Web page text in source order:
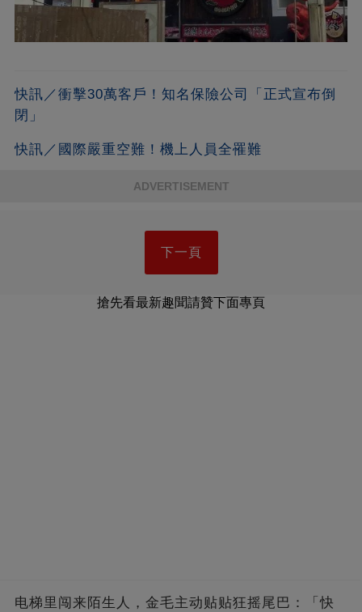
快訊／衝擊30萬客戶！知名保險公司「正式宣布倒
閉」
快訊／國際嚴重空難！機上人員全罹難
ADVERTISEMENT
下一頁
搶先看最新趣聞請贊下面專頁
电梯里闯来陌生人，金毛主动贴贴狂摇尾巴：「快